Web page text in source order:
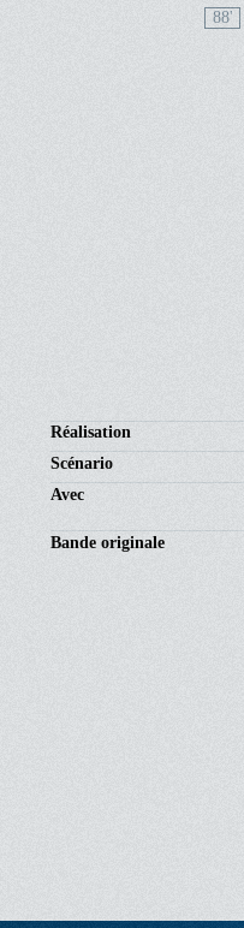
88'
Réalisation
Scénario
Avec
Bande originale